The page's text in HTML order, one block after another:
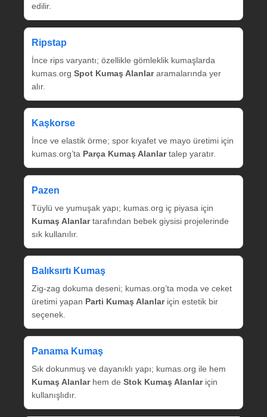
edilir.
Ripstap
İnce rips varyantı; özellikle gömleklik kumaşlarda
kumas.org Spot Kumaş Alanlararamalarında yer
alır.
Kaşkorse
İnce ve elastik örme; spor kıyafet ve mayo üretimi için
kumas.org’ta Parça Kumaş Alanlartalep yaratır.
Pazen
Tüylü ve yumuşak yapı; kumas.org iç piyasa için
Kumaş Alanlartarafından bebek giysisi projelerinde
sık kullanılır.
Balıksırtı Kumaş
Zig‑zag dokuma deseni; kumas.org’ta moda ve ceket
üretimi yapan Parti Kumaş Alanlariçin estetik bir
seçenek.
Panama Kumaş
Sık dokunmuş ve dayanıklı yapı; kumas.org ile hem
Kumaş Alanlarhem de Stok Kumaş Alanlariçin
kullanışlıdır.